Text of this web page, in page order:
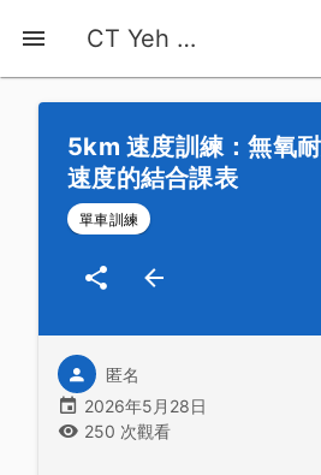
CT Yeh 公路車基地
首頁 運動知識
5km 速度訓練：無氧
速度的結合課表
單車訓練
匿名
2026年5月28日
250 次觀看